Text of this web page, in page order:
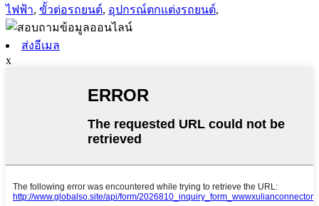
ไฟฟ้า, ขั้วต่อรถยนต์, อุปกรณ์ตกแต่งรถยนต์,
ส่งอีเมล
x